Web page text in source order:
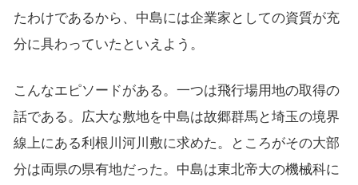
たわけであるから、中島には企業家としての資質が充
分に具わっていたといえよう。
こんなエピソードがある。一つは飛行場用地の取得の
話である。広大な敷地を中島は故郷群馬と埼玉の境界
線上にある利根川河川敷に求めた。ところがその大部
分は両県の県有地だった。中島は東北帝大の機械科に